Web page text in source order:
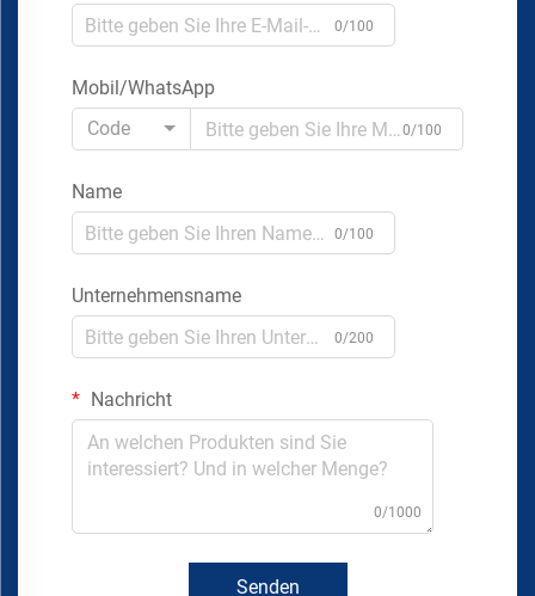
0/100
Mobil/WhatsApp
Code
0/100
Name
0/100
Unternehmensname
0/200
Nachricht
0/1000
Senden